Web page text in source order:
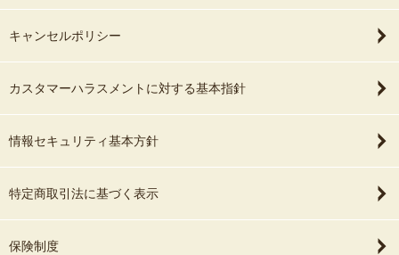
キャンセルポリシー
カスタマーハラスメントに対する基本指針
情報セキュリティ基本方針
特定商取引法に基づく表示
保険制度